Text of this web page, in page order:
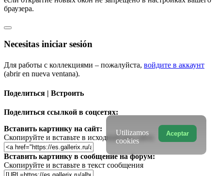
браузера.
Necesitas iniciar sesión
Для работы с коллекциями – пожалуйста, войдите в аккаунт
(abrir en nueva ventana).
Поделиться | Встроить
Поделиться ссылкой в соцсетях:
Вставить картинку на сайт:
Скопируйте и вставьте в исходный код сайта
Вставить картинку в сообщение на форум:
Скопируйте и вставьте в текст сообщения
Aceptar
Utilizamos
cookies